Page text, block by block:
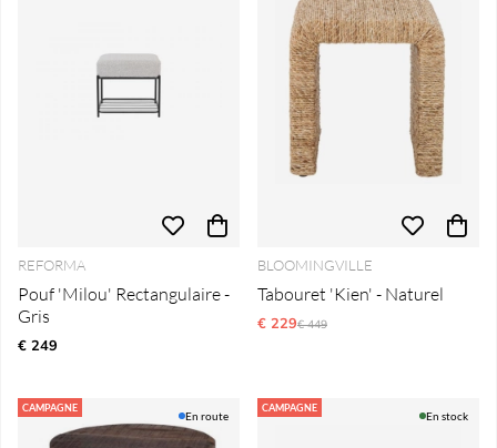
REFORMA
Pouf 'Milou' Rectangulaire -
Gris
€ 249
BLOOMINGVILLE
Tabouret 'Kien' - Naturel
€ 229Prix régulier:
€ 449
CAMPAGNE
En route
CAMPAGNE
En stock